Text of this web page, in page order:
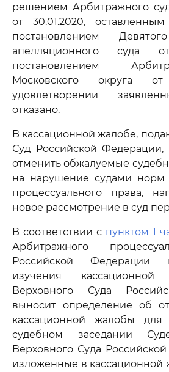
решением Арбитражного
от 30.01.2020,
постановлением
апелляционного суда
постановлением
Московского округа
удовлетворении
отказано.
В кассационной жалобе,
Суд Российской Федерации,
отменить обжалуемые
на нарушение судами норм
процессуального права,
новое рассмотрение в суд
В соответствии с пунктом 1
Арбитражного
Российской Федерации
изучения
Верховного Суда
выносит определение об
кассационной жалобы для
судебном заседании
Верховного Суда
изложенные в кассационной